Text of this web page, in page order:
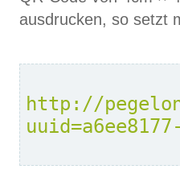
ausdrucken, so setzt
http://